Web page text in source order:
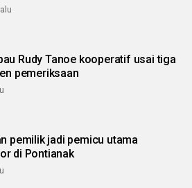
Rudy Tanoe kooperatif usai tiga
pemeriksaan
pemilik jadi pemicu utama
di Pontianak